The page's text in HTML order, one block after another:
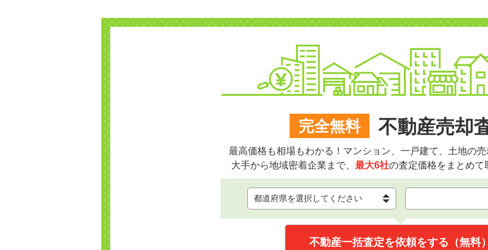
完全無料 不動産売却
最高価格も相場もわかる！マンション、一戸建て、土地の売
大手から地域密着企業まで、 最大6社の査定価格をまとめて
不動産一括査定を依頼をする（無料）